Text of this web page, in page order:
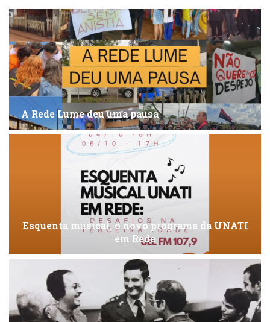
A Rede Lume deu uma pausa
Esquenta musical, o novo programa da UNATI
em Rede